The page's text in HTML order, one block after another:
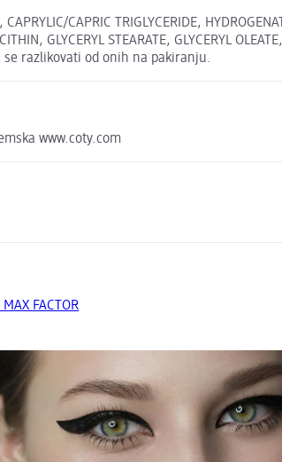
CAPRIC TRIGLYCERIDE,
GLYCERYL STEARATE, GLYCERYL
se razlikovati od onih na pakiranju.
www.coty.com
FACTOR